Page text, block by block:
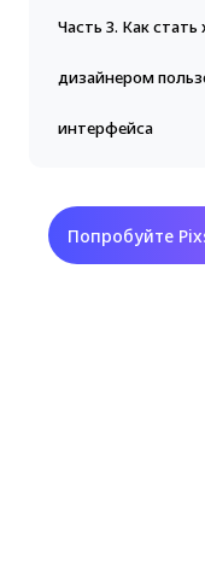
Часть 3. Как
дизайнером
интерфейса
Попробуйте